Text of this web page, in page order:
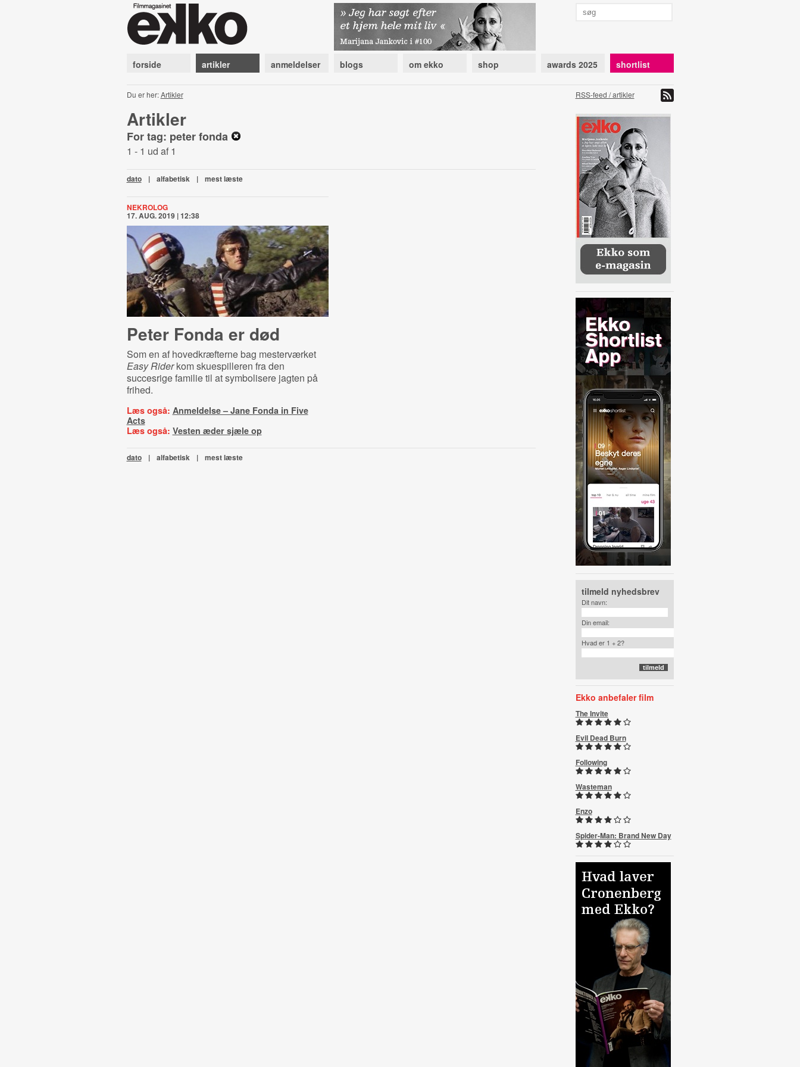
forside artikler anmeldelser blogs om ekko shop awards 2025 shortlist
Du er her:Artikler RSS-feed / artikler
Artikler
For tag: peter fonda
1 - 1 ud af 1
dato | alfabetisk | mest læste
NEKROLOG
17. AUG. 2019 | 12:38
Peter Fonda er død
Som en af hovedkræfterne bag mesterværket
Easy Riderkom skuespilleren fra den
succesrige familie til at symbolisere jagten på
frihed.
Læs også: Anmeldelse – Jane Fonda in Five
Acts
Læs også: Vesten æder sjæle op
dato | alfabetisk | mest læste
tilmeld nyhedsbrev
Dit navn:
Din email:
Hvad er 1 + 2?
Ekko anbefaler film
The Invite
Evil Dead Burn
Following
Wasteman
Enzo
Spider-Man: Brand New Day